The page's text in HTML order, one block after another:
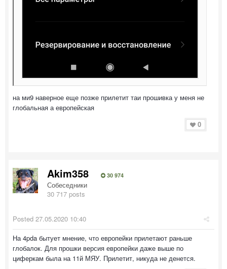
на ми9 наверное еще позже прилетит таи прошивка у меня не
глобальная а европейская
0
Akim358 30 974
Собеседники
30 717 posts
Posted 27.05.2020 10:40
На 4pda бытует мнение, что европейки прилетают раньше
глобалок. Для прошки версия европейки даже выше по
циферкам была на 11й МЯУ. Прилетит, никуда не денется.